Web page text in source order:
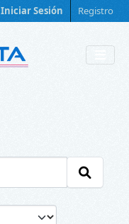
Iniciar Sesión Registro